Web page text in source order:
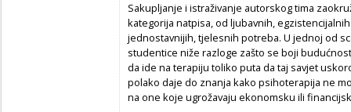
Sakupljanje i istraživanje autorskog tima
kategorija natpisa, od ljubavnih,
jednostavnijih, tjelesnih potreba. U jednoj od
studentice niže razloge zašto se boji
da ide na terapiju toliko puta da taj savjet
polako daje do znanja kako psihoterapija ne
na one koje ugrožavaju ekonomsku ili